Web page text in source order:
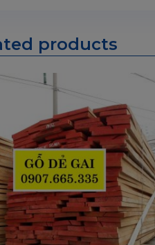
products